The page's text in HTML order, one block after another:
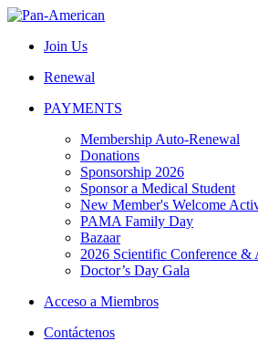
Join Us
Renewal
PAYMENTS
Membership Auto-Renewal
Donations
Sponsorship 2026
Sponsor a Medical Student
New Member's Welcome
PAMA Family Day
Bazaar
2026 Scientific Conference &
Doctor’s Day Gala
Acceso a Miembros
Contáctenos